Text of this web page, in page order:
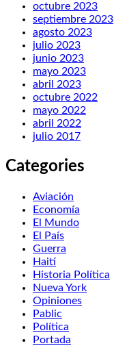
octubre 2023
septiembre 2023
agosto 2023
julio 2023
junio 2023
mayo 2023
abril 2023
octubre 2022
mayo 2022
abril 2022
julio 2017
Categories
Aviación
Economía
El Mundo
El País
Guerra
Haití
Historia Política
Nueva York
Opiniones
Pablic
Política
Portada